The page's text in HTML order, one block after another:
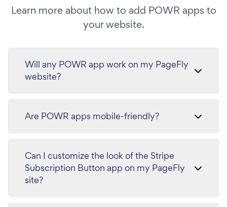
Learn more about how to add POWR apps to
your website.
Will any POWR app work on my PageFly
website?
Are POWR apps mobile-friendly?
Can I customize the look of the Stripe
Subscription Button app on my PageFly
site?